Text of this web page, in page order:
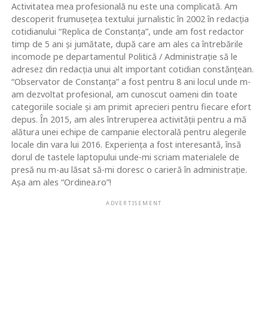
Activitatea mea profesională nu este una complicată. Am
descoperit frumusețea textului jurnalistic în 2002 în redacția
cotidianului “Replica de Constanța”, unde am fost redactor
timp de 5 ani și jumătate, după care am ales ca întrebările
incomode pe departamentul Politică / Administrație să le
adresez din redacția unui alt important cotidian constănțean.
“Observator de Constanța” a fost pentru 8 ani locul unde m-
am dezvoltat profesional, am cunoscut oameni din toate
categoriile sociale și am primit aprecieri pentru fiecare efort
depus. În 2015, am ales întreruperea activității pentru a mă
alătura unei echipe de campanie electorală pentru alegerile
locale din vara lui 2016. Experiența a fost interesantă, însă
dorul de tastele laptopului unde-mi scriam materialele de
presă nu m-au lăsat să-mi doresc o carieră în administrație.
Așa am ales “Ordinea.ro”!
ADVERTISEMENT